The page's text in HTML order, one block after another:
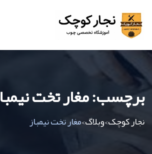
برچسب:مغار تخت
نجار کوچک>وبلاگ>مغار تخت نیمباز